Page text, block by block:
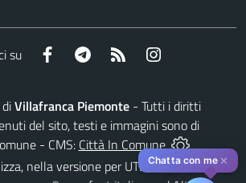
su Facebook Telegram RSS
Villafranca Piemonte - Tutti i diritti
del sito, testi e immagini sono di
- CMS: Città In Comune
nella versione per UTENTI CON
Chatta con me ✕